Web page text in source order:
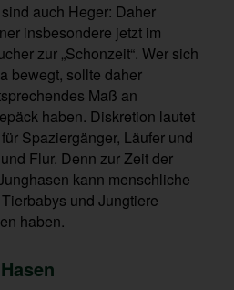
auch Heger: Daher
insbesondere jetzt im
zur „Schonzeit“. Wer sich
bewegt, sollte daher
Maß an
haben. Diskretion lautet
Spaziergänger, Läufer und
Flur. Denn zur Zeit der
kann menschliche
und Jungtiere
haben.